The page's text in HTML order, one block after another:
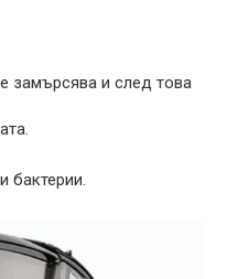
замърсява и след това
бактерии.